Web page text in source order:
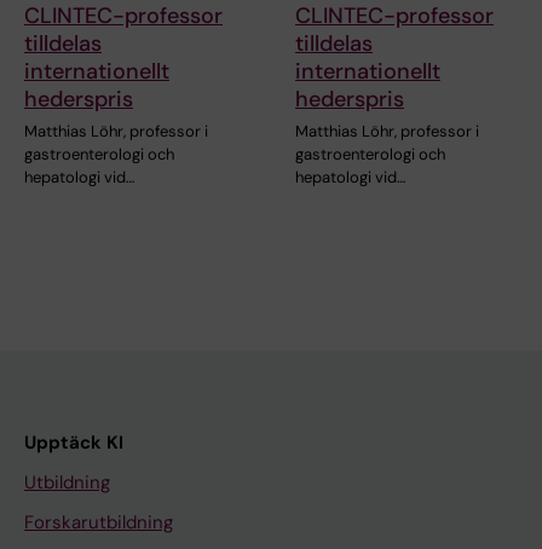
CLINTEC-professor
tilldelas
internationellt
hederspris
Matthias Löhr, professor i
gastroenterologi och
hepatologi vid…
CLINTEC-professor
tilldelas
internationellt
hederspris
Matthias Löhr, professor i
gastroenterologi och
hepatologi vid…
Upptäck KI
Utbildning
Forskarutbildning